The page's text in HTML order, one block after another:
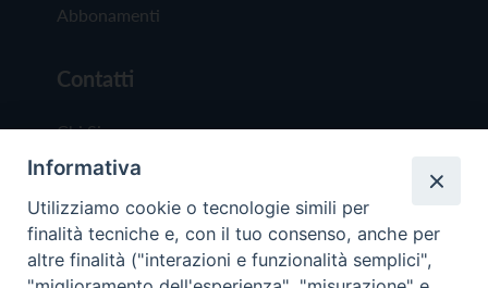
Abbonamenti
Contatti
Chi Siamo
Redazione
Scrivici
Informativa
Utilizziamo cookie o tecnologie simili per
finalità tecniche e, con il tuo consenso, anche per
altre finalità ("interazioni e funzionalità semplici",